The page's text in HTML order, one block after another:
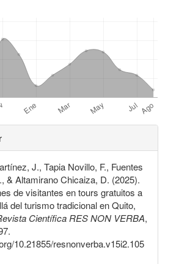
J., Tapia Novillo, F., Fuentes
& Altamirano Chicaiza, D. (2025).
de visitantes en tours gratuitos a
del turismo tradicional en Quito,
Científica RES NON VERBA,
10.21855/resnonverba.v15i2.105